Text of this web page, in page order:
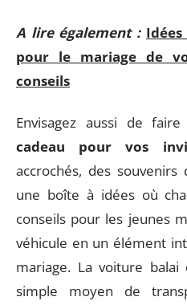
A lire également :
pour le mariage de
conseils
Envisagez aussi de
cadeau pour vos
accrochés, des
une boîte à idées où
conseils pour les jeunes
véhicule en un élément
mariage. La voiture balai
simple moyen de